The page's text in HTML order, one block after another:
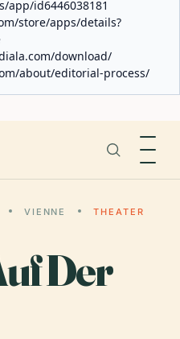
app/id6446038181
store/apps/details?
download/
about/editorial-process/
VIENNE
THEATER
Der